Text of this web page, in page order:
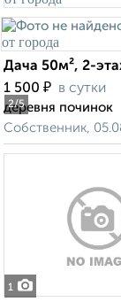
2/5
Дача 50м², 2-
1 500 ₽ в сутки
деревня починок
Собственник,
1